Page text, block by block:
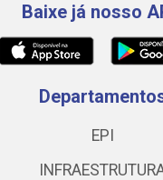
Baixe já nosso
EPI